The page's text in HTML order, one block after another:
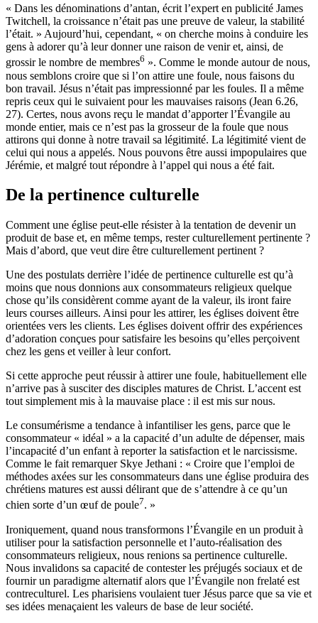
« Dans les dénominations d’antan, écrit l’expert en publicité James
Twitchell, la croissance n’était pas une preuve de valeur, la stabilité
l’était. » Aujourd’hui, cependant, « on cherche moins à conduire les
gens à adorer qu’à leur donner une raison de venir et, ainsi, de
grossir le nombre de membres6 ». Comme le monde autour de nous,
nous semblons croire que si l’on attire une foule, nous faisons du
bon travail. Jésus n’était pas impressionné par les foules. Il a même
repris ceux qui le suivaient pour les mauvaises raisons (Jean 6.26,
27). Certes, nous avons reçu le mandat d’apporter l’Évangile au
monde entier, mais ce n’est pas la grosseur de la foule que nous
attirons qui donne à notre travail sa légitimité. La légitimité vient de
celui qui nous a appelés. Nous pouvons être aussi impopulaires que
Jérémie, et malgré tout répondre à l’appel qui nous a été fait.
De la pertinence culturelle
Comment une église peut-elle résister à la tentation de devenir un
produit de base et, en même temps, rester culturellement pertinente ?
Mais d’abord, que veut dire être culturellement pertinent ?
Une des postulats derrière l’idée de pertinence culturelle est qu’à
moins que nous donnions aux consommateurs religieux quelque
chose qu’ils considèrent comme ayant de la valeur, ils iront faire
leurs courses ailleurs. Ainsi pour les attirer, les églises doivent être
orientées vers les clients. Les églises doivent offrir des expériences
d’adoration conçues pour satisfaire les besoins qu’elles perçoivent
chez les gens et veiller à leur confort.
Si cette approche peut réussir à attirer une foule, habituellement elle
n’arrive pas à susciter des disciples matures de Christ. L’accent est
tout simplement mis à la mauvaise place : il est mis sur nous.
Le consumérisme a tendance à infantiliser les gens, parce que le
consommateur « idéal » a la capacité d’un adulte de dépenser, mais
l’incapacité d’un enfant à reporter la satisfaction et le narcissisme.
Comme le fait remarquer Skye Jethani : « Croire que l’emploi de
méthodes axées sur les consommateurs dans une église produira des
chrétiens matures est aussi délirant que de s’attendre à ce qu’un
chien sorte d’un œuf de poule7. »
Ironiquement, quand nous transformons l’Évangile en un produit à
utiliser pour la satisfaction personnelle et l’auto-réalisation des
consommateurs religieux, nous renions sa pertinence culturelle.
Nous invalidons sa capacité de contester les préjugés sociaux et de
fournir un paradigme alternatif alors que l’Évangile non frelaté est
contreculturel. Les pharisiens voulaient tuer Jésus parce que sa vie et
ses idées menaçaient les valeurs de base de leur société.